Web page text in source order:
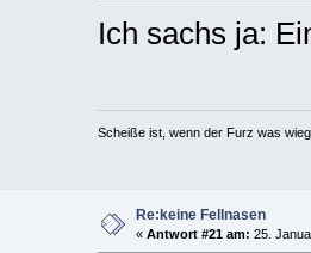
Ich sachs ja:
Scheiße ist, wenn der Furz was
Re:keine Fellnasen
« Antwort #21 am: 25.